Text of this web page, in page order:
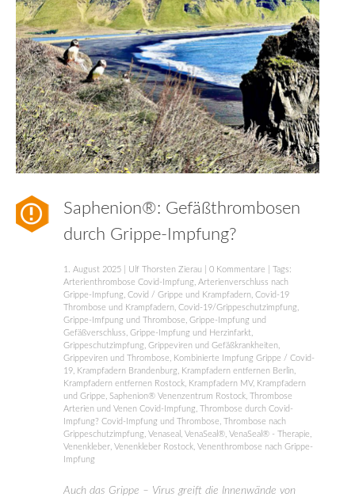
Saphenion®: Gefäßthrombosen
durch Grippe-Impfung?
1. August 2025 Ulf Thorsten Zierau 0 Kommentare | Tags:
Arterienthrombose Covid-Impfung, Arterienverschluss nach
Grippe-Impfung, Covid / Grippe und Krampfadern, Covid-19
Thrombose und Krampfadern, Covid-19/Grippeschutzimpfung,
Grippe-Imfpung und Thrombose, Grippe-Impfung und
Gefäßverschluss, Grippe-Impfung und Herzinfarkt,
Grippeschutzimpfung, Grippeviren und Gefäßkrankheiten,
Grippeviren und Thrombose, Kombinierte Impfung Grippe / Covid-
19, Krampfadern Brandenburg, Krampfadern entfernen Berlin,
Krampfadern entfernen Rostock, Krampfadern MV, Krampfadern
und Grippe, Saphenion® Venenzentrum Rostock, Thrombose
Arterien und Venen Covid-Impfung, Thrombose durch Covid-
Impfung? Covid-Impfung und Thrombose, Thrombose nach
Grippeschutzimpfung, Venaseal , VenaSeal®, VenaSeal® - Therapie,
Venenkleber, Venenkleber Rostock, Venenthrombose nach Grippe-
Impfung
Auch das Grippe – Virus greift die Innenwände von